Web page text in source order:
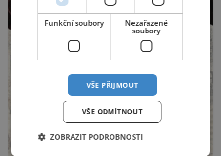
Funkční soubory
Nezařazené
soubory
VŠE PŘIJMOUT
VŠE ODMÍTNOUT
ZOBRAZIT PODROBNOSTI